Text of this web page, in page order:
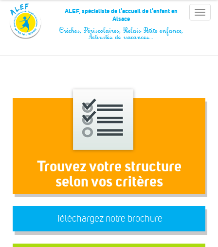
Panneau de gestion des cookies
Toggle
ALEF, spécialiste de l'accueil de l'enfant en
Alsace
Crèches, Périscolaires, Relais Petite enfance,
Activités de vacances…
Trouvez votre structure
selon vos critères
Téléchargez notre brochure